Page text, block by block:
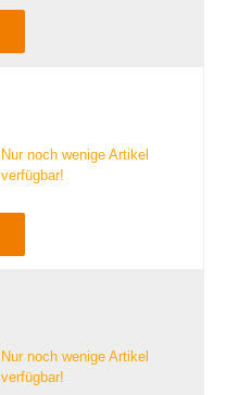
Nur noch wenige Artikel
verfügbar!
Nur noch wenige Artikel
verfügbar!